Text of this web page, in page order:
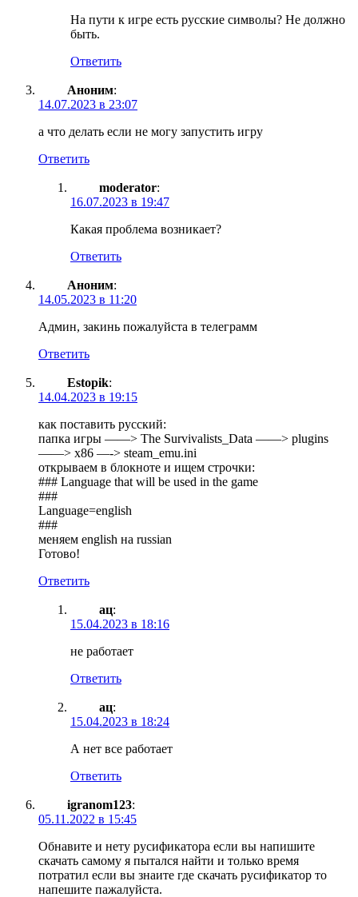
На пути к игре есть русские символы? Не должно
быть.
Ответить
Аноним:
14.07.2023 в 23:07
а что делать если не могу запустить игру
Ответить
moderator:
16.07.2023 в 19:47
Какая проблема возникает?
Ответить
Аноним:
14.05.2023 в 11:20
Админ, закинь пожалуйста в телеграмм
Ответить
Estopik:
14.04.2023 в 19:15
как поставить русский:
папка игры ——> The Survivalists_Data ——> plugins
——> x86 —-> steam_emu.ini
открываем в блокноте и ищем строчки:
### Language that will be used in the game
###
Language=english
###
меняем english на russian
Готово!
Ответить
ац:
15.04.2023 в 18:16
не работает
Ответить
ац:
15.04.2023 в 18:24
А нет все работает
Ответить
igranom123:
05.11.2022 в 15:45
Обнавите и нету русификатора если вы напишите
скачать самому я пытался найти и только время
потратил если вы знаите где скачать русификатор то
напешите пажалуйста.